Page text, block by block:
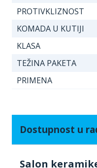
PROTIVKLIZNOST
KOMADA U KUTIJI
KLASA
TEŽINA PAKETA
PRIMENA
Dostupnost u
Salon